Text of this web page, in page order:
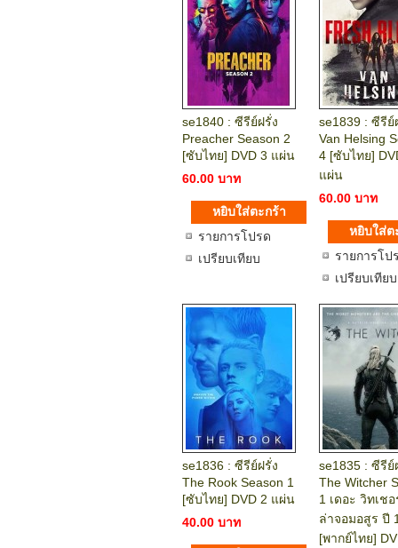
se1840 : ซีรีย์ฝรั่ง
Preacher Season 2
[ซับไทย] DVD 3 แผ่น
60.00 บาท
รายการโปรด
เปรียบเทียบ
se1839 : ซีรีย์
Van Helsing
4 [ซับไทย]
แผ่น
60.00 บาท
รายการโป
เปรียบเทียบ
se1836 : ซีรีย์ฝรั่ง
The Rook Season 1
[ซับไทย] DVD 2 แผ่น
40.00 บาท
se1835 : ซีรีย์
The Witcher
1 เดอะ วิทเช
ล่าจอมอสูร ปี
[พากย์ไทย]